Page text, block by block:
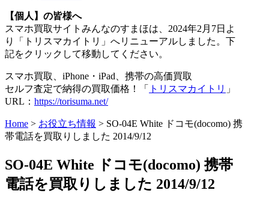
【個人】の皆様へ
スマホ買取サイトみんなのすまほは、2024年2月7日よ
り「トリスマカイトリ」へリニューアルしました。下
記をクリックして移動してください。
スマホ買取、iPhone・iPad、携帯の高価買取
セルフ査定で納得の買取価格！「
トリスマカイトリ 」
URL： https://torisuma.net/
Home > お役立ち情報 > SO-04E White ドコモ(docomo) 携
帯電話を買取りしました 2014/9/12
SO-04E White ドコモ(docomo) 携帯
電話を買取りしました 2014/9/12